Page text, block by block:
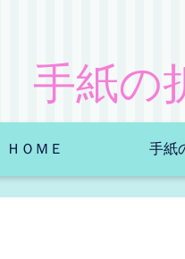
手紙の
ＨＯＭＥ 手紙